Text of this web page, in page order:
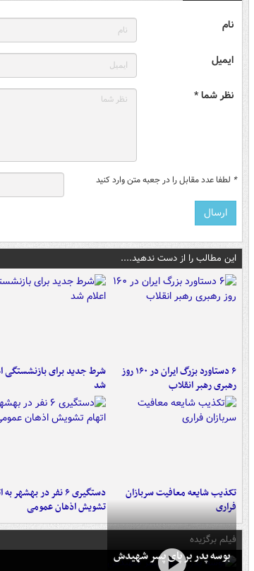
نام
ایمیل
نظر شما *
* لطفا عدد مقابل را در جعبه متن وارد کنید
این مطالب را از دست ندهید....
۶ دستاورد بزرگ ایران در ۱۶۰ روز
رهبری رهبر انقلاب
شرط جدید برای بازنشستگی
شد
تکذیب شایعه معافیت سربازان
فراری
دستگیری ۶ نفر در بهشهر
تشویش اذهان عمومی
فیلم برگزیده
بوسه‌ پدر بر پای پسر شهیدش